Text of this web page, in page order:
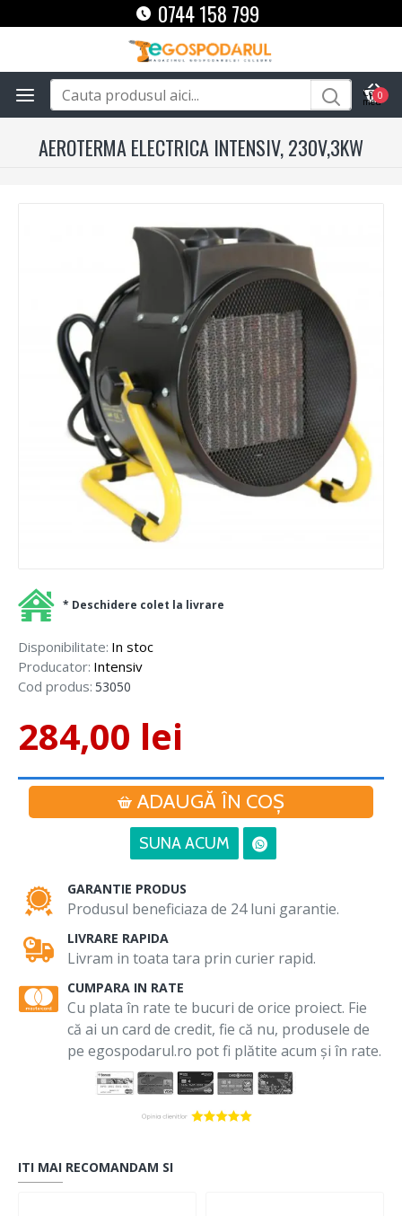
0744 158 799
0
AEROTERMA ELECTRICA INTENSIV, 230V,3KW
Disponibilitate: In stoc
Producator: Intensiv
Cod produs: 53050
284,00 lei
ADAUGĂ ÎN COŞ
SUNA ACUM
* Deschidere colet la livrare
GARANTIE PRODUS
Produsul beneficiaza de 24 luni garantie.
LIVRARE RAPIDA
Livram in toata tara prin curier rapid.
CUMPARA IN RATE
Cu plata în rate te bucuri de orice proiect. Fie
că ai un card de credit, fie că nu, produsele de
pe egospodarul.ro pot fi plătite acum și în rate.
ITI MAI RECOMANDAM SI